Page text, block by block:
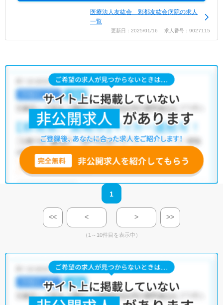
医療法人友紘会 彩都友紘会病院の求人
一覧
更新日：2025/01/16 求人番号：9027115
1
<< < > >>
（1～10件目を表示中）